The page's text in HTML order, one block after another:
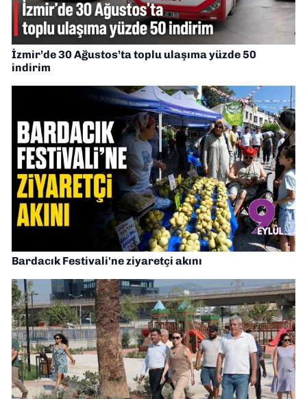
İzmir’de 30 Ağustos’ta toplu ulaşıma yüzde 50
indirim
Bardacık Festivali'ne ziyaretçi akını